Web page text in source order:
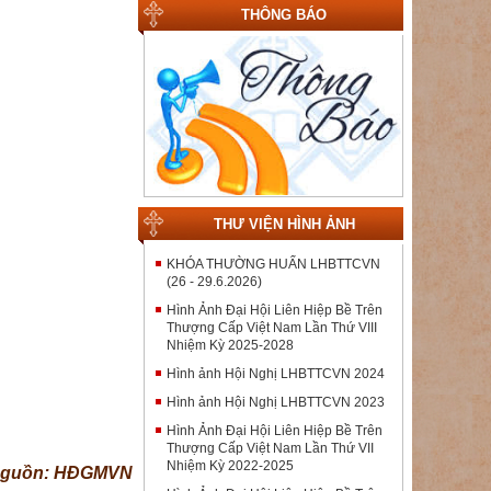
HĐGMVN
THÔNG BÁO
THƯ VIỆN HÌNH ẢNH
KHÓA THƯỜNG HUẤN LHBTTCVN
(26 - 29.6.2026)
Hình Ảnh Đại Hội Liên Hiệp Bề Trên
Thượng Cấp Việt Nam Lần Thứ VIII
Nhiệm Kỳ 2025-2028
Hình ảnh Hội Nghị LHBTTCVN 2024
Hình ảnh Hội Nghị LHBTTCVN 2023
Hình Ảnh Đại Hội Liên Hiệp Bề Trên
Thượng Cấp Việt Nam Lần Thứ VII
Nhiệm Kỳ 2022-2025